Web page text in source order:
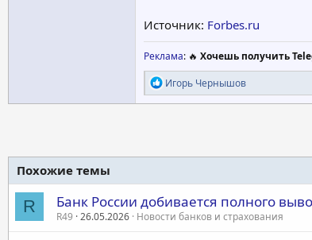
Источник: Forbes.ru
Реклама: 🔥 Хочешь получить
Р
е
а
и
Игорь Чернышов
Похожие темы
R Банк России добивается полного
R49 26.05.2026 Новости банков и страхования